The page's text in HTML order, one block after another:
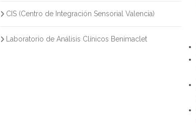
CIS (Centro de Integración Sensorial Valencia)
Laboratorio de Análisis Clínicos Benimaclet